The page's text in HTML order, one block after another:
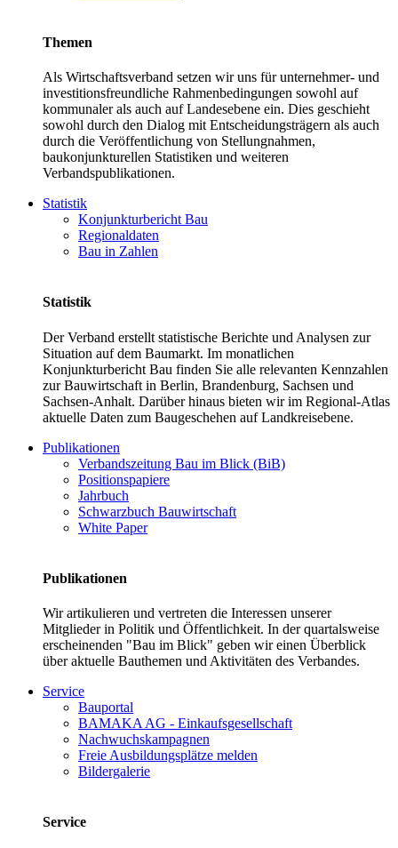
Themen
Als Wirtschaftsverband setzen wir uns für unternehmer- und
investitionsfreundliche Rahmenbedingungen sowohl auf
kommunaler als auch auf Landesebene ein. Dies geschieht
sowohl durch den Dialog mit Entscheidungsträgern als auch
durch die Veröffentlichung von Stellungnahmen,
baukonjunkturellen Statistiken und weiteren
Verbandspublikationen.
Statistik
Konjunkturbericht Bau
Regionaldaten
Bau in Zahlen
Statistik
Der Verband erstellt statistische Berichte und Analysen zur
Situation auf dem Baumarkt. Im monatlichen
Konjunkturbericht Bau finden Sie alle relevanten Kennzahlen
zur Bauwirtschaft in Berlin, Brandenburg, Sachsen und
Sachsen-Anhalt. Darüber hinaus bieten wir im Regional-Atlas
aktuelle Daten zum Baugeschehen auf Landkreisebene.
Publikationen
Verbandszeitung Bau im Blick (BiB)
Positionspapiere
Jahrbuch
Schwarzbuch Bauwirtschaft
White Paper
Publikationen
Wir artikulieren und vertreten die Interessen unserer
Mitglieder in Politik und Öffentlichkeit. In der quartalsweise
erscheinenden "Bau im Blick" geben wir einen Überblick
über aktuelle Bauthemen und Aktivitäten des Verbandes.
Service
Bauportal
BAMAKA AG - Einkaufsgesellschaft
Nachwuchskampagnen
Freie Ausbildungsplätze melden
Bildergalerie
Service